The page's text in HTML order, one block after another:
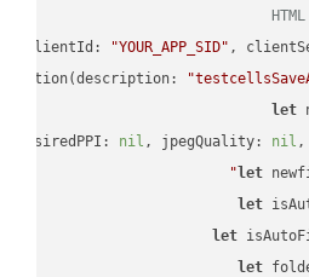
(clientId: "YOUR_APP_SID" ,
let
, desiredPPI: nil , jpegQuality: nil ,
let
let
let
let